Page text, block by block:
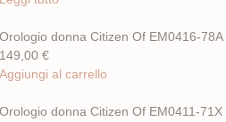
Orologio donna Citizen Of EM0416-78A
149,00 €
Aggiungi al carrello
Orologio donna Citizen Of EM0411-71X